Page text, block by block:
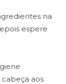
na
espere
aos